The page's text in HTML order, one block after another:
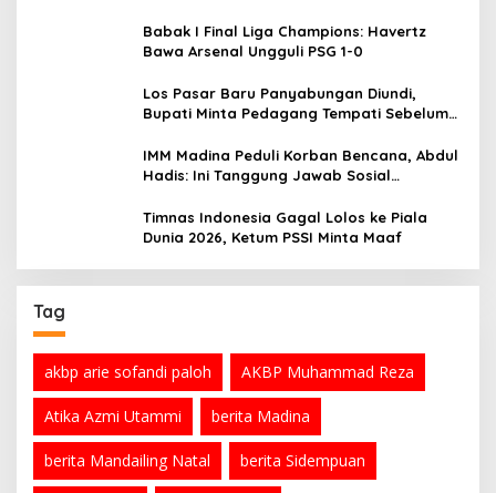
Babak I Final Liga Champions: Havertz
Bawa Arsenal Ungguli PSG 1-0
Los Pasar Baru Panyabungan Diundi,
Bupati Minta Pedagang Tempati Sebelum
IMM Madina Peduli Korban Bencana, Abdul
Hadis: Ini Tanggung Jawab Sosial
Timnas Indonesia Gagal Lolos ke Piala
Dunia 2026, Ketum PSSI Minta Maaf
Tag
akbp arie sofandi paloh AKBP Muhammad Reza
Atika Azmi Utammi berita Madina
berita Mandailing Natal berita Sidempuan